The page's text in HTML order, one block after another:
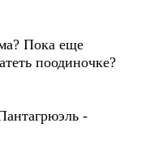
Пока еще
поодиночке?
-